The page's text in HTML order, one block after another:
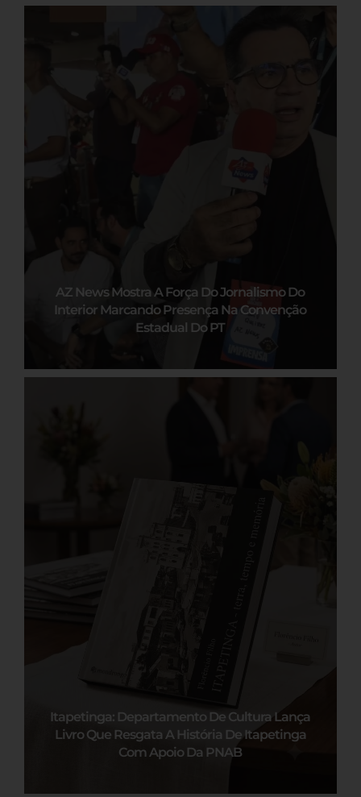
AZ News Mostra A Força Do Jornalismo Do
Interior Marcando Presença Na Convenção
Estadual Do PT
Itapetinga: Departamento De Cultura Lança
Livro Que Resgata A História De Itapetinga
Com Apoio Da PNAB